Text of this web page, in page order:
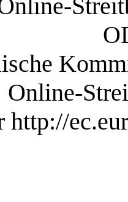
Online-
http://